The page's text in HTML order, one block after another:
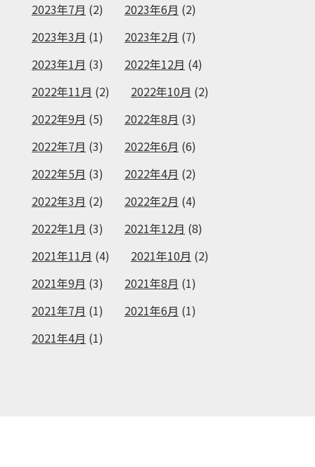
2023年7月 (2) 2023年6月 (2)
2023年3月 (1) 2023年2月 (7)
2023年1月 (3) 2022年12月 (4)
2022年11月 (2) 2022年10月 (2)
2022年9月 (5) 2022年8月 (3)
2022年7月 (3) 2022年6月 (6)
2022年5月 (3) 2022年4月 (2)
2022年3月 (2) 2022年2月 (4)
2022年1月 (3) 2021年12月 (8)
2021年11月 (4) 2021年10月 (2)
2021年9月 (3) 2021年8月 (1)
2021年7月 (1) 2021年6月 (1)
2021年4月 (1)